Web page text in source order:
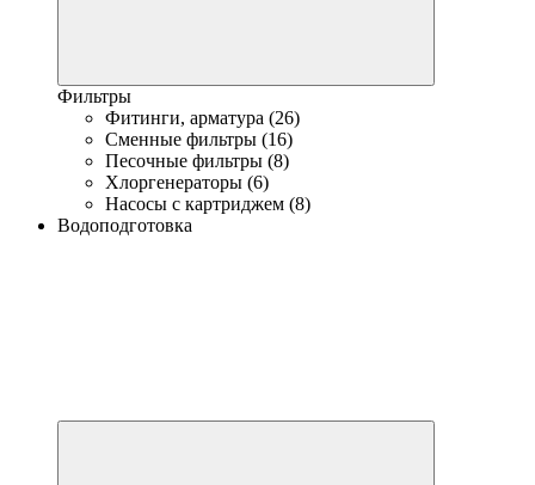
Фильтры
Фитинги, арматура (26)
Сменные фильтры (16)
Песочные фильтры (8)
Хлоргенераторы (6)
Насосы с картриджем (8)
Водоподготовка